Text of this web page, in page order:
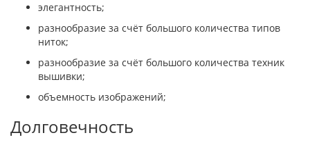
элегантность;
разнообразие за счёт большого количества типов
ниток;
разнообразие за счёт большого количества техник
вышивки;
объемность изображений;
Долговечность